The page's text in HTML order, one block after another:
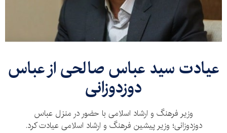
عیادت سید عباس صالحی از عباس
دوزدوزانی
وزیر فرهنگ و ارشاد اسلامی با حضور در منزل عباس
دوزدوزانی؛ وزیر پیشین فرهنگ و ارشاد اسلامی عیادت کرد.